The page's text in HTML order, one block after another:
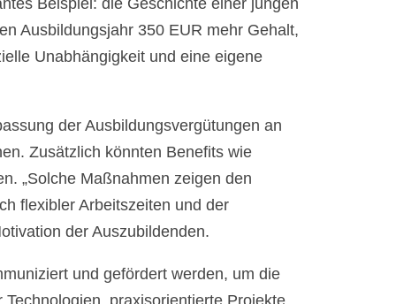
Beispiel: die Geschichte einer jungen
Ausbildungsjahr 350 EUR mehr Gehalt,
Unabhängigkeit und eine eigene
der Ausbildungsvergütungen an
Zusätzlich könnten Benefits wie
„Solche Maßnahmen zeigen den
flexibler Arbeitszeiten und der
der Auszubildenden.
und gefördert werden, um die